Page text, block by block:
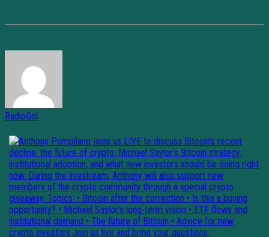
RadioGol